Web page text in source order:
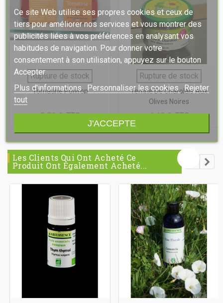
Rupture de stock
Tomatine Poivron
5,70 € TTC
Rupture de stock
Terrine De Charolais Aux
Olives Noires
6,40 € TTC
Les Clients Qui Ont Acheté Ce
Produit Ont Également Acheté...
Ce site Web utilise ses propres cookies et ceux de
tiers pour améliorer nos services et vous montrer des
publicités liées à vos préférences en analysant vos
habitudes de navigation. Pour donner votre
consentement à son utilisation, appuyez sur le bouton
Accepter.
Plus d'informations Personnaliser les cookies Rejeter
tout
J'ACCEPTE